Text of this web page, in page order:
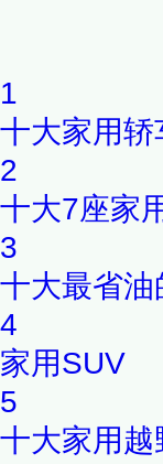
1
十大家用轿
2
十大7座家
3
十大最省油
4
家用SUV
5
十大家用越